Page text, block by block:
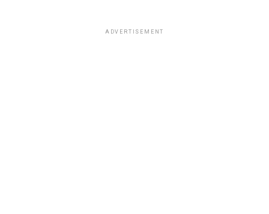
ADVERTISEMENT